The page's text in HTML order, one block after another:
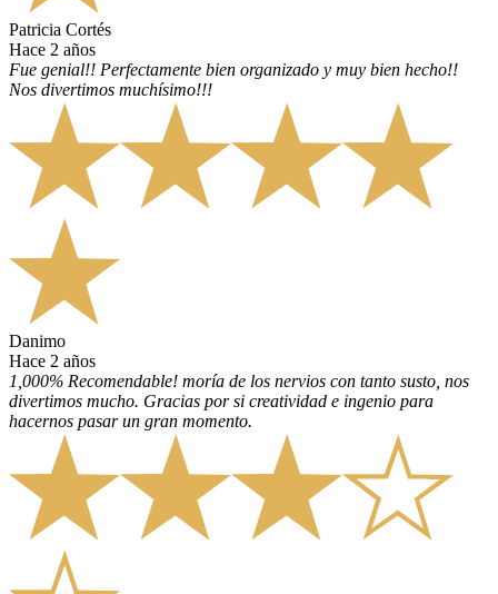
Patricia Cortés
hace 2 años
Fue genial!! Perfectamente bien organizado y muy bien hecho!!
Nos divertimos muchísimo!!!
Danimo
hace 2 años
1,000% Recomendable! moría de los nervios con tanto susto, nos
divertimos mucho. Gracias por si creatividad e ingenio para
hacernos pasar un gran momento.